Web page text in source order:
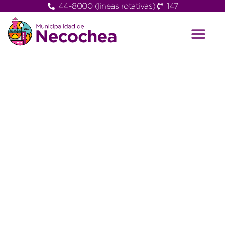
44-8000 (lineas rotativas) 147